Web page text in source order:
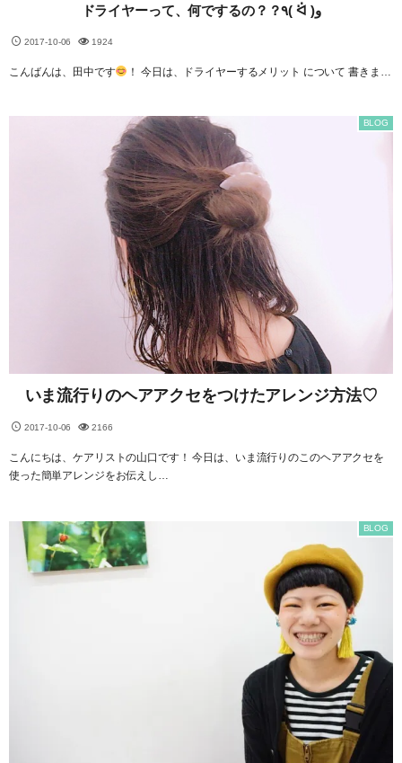
ドライヤーって、何でするの？？٩( ᐛ )و
2017-10-06 1924
こんばんは、田中です ！ 今日は、ドライヤーするメリット について 書きま…
いま流行りのヘアアクセをつけたアレンジ方法♡
2017-10-06
BLOG
2166
こんにちは、ケアリストの山口です！ 今日は、いま流行りのこのヘアアクセを
使った簡単アレンジをお伝えし…
BLOG